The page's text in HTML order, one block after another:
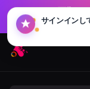
🔥
GPT 画像
ト
Arting AI
🔥GPT 画像 2.0